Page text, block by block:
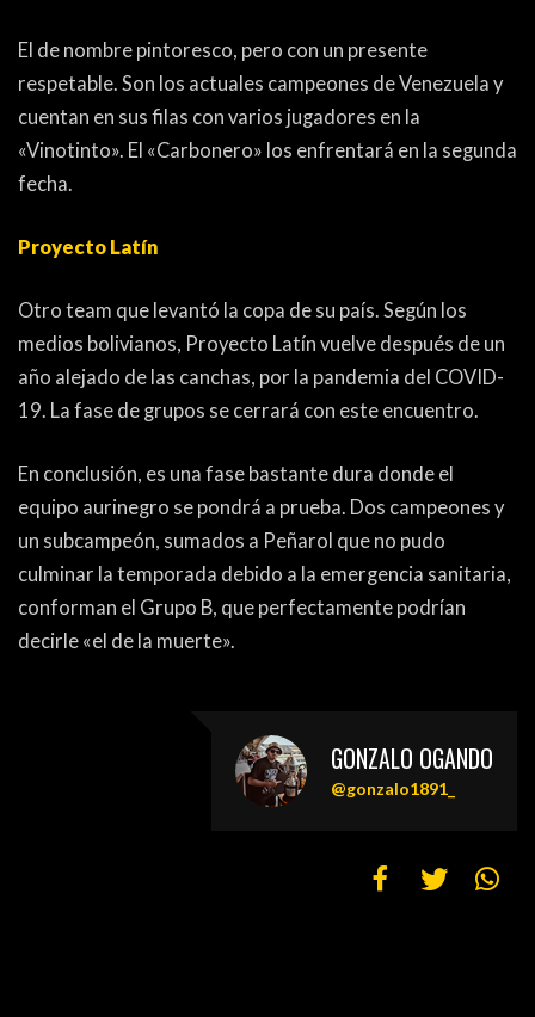
El de nombre pintoresco, pero con un presente
respetable. Son los actuales campeones de Venezuela y
cuentan en sus filas con varios jugadores en la
«Vinotinto». El «Carbonero» los enfrentará en la segunda
fecha.
Proyecto Latín
Otro team que levantó la copa de su país. Según los
medios bolivianos, Proyecto Latín vuelve después de un
año alejado de las canchas, por la pandemia del COVID-
19. La fase de grupos se cerrará con este encuentro.
En conclusión, es una fase bastante dura donde el
equipo aurinegro se pondrá a prueba. Dos campeones y
un subcampeón, sumados a Peñarol que no pudo
culminar la temporada debido a la emergencia sanitaria,
conforman el Grupo B, que perfectamente podrían
decirle «el de la muerte».
GONZALO OGANDO
@gonzalo1891_